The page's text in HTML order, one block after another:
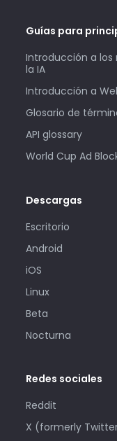
Guías para
Introducción a los
la IA
Introducción a
Glosario de
API glossary
World Cup Ad
Descargas
Escritorio
Android
iOS
Linux
Beta
Nocturna
Redes sociales
Reddit
X (formerly